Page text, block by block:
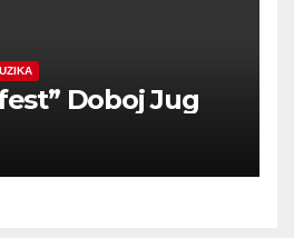
Doboj Jug